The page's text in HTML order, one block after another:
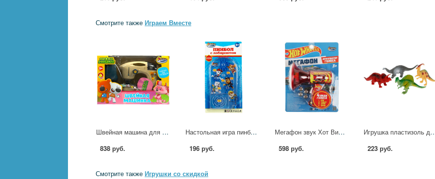
Смотрите также Играем Вместе
Швейная машина для девочек Ми-ми-мишки Играем Вместе 2004U074-R1
838 руб.
Настольная игра пинбол щенки Играем Вместе 2006K375-R6
196 руб.
Мегафон звук Хот Вилс ИГРАЕМ ВМЕСТЕ ZY1243161-R1
598 руб.
Игрушка пластизоль динозавры, 4
223 руб.
Смотрите также Игрушки со скидкой